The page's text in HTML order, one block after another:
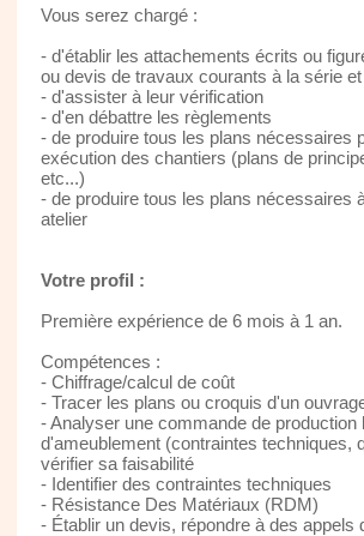
Vous serez chargé :
- d'établir les attachements écrits ou
ou devis de travaux courants à la série
- d'assister à leur vérification
- d'en débattre les règlements
- de produire tous les plans nécessaires
exécution des chantiers (plans de
etc...)
- de produire tous les plans nécessaires
atelier
Votre profil :
Première expérience de 6 mois à 1 an.
Compétences :
- Chiffrage/calcul de coût
- Tracer les plans ou croquis d'un
- Analyser une commande de production
d'ameublement (contraintes techniques,
vérifier sa faisabilité
- Identifier des contraintes techniques
- Résistance Des Matériaux (RDM)
- Établir un devis, répondre à des appels